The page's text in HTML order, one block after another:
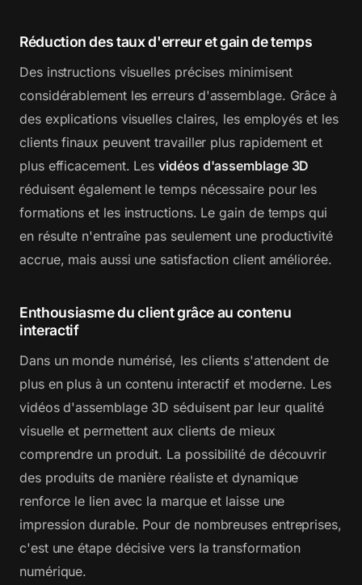
Réduction des taux d'erreur et gain de temps
Des instructions visuelles précises minimisent
considérablement les erreurs d'assemblage. Grâce à
des explications visuelles claires, les employés et les
clients finaux peuvent travailler plus rapidement et
plus efficacement. Lesvidéos d'assemblage 3D
réduisent également le temps nécessaire pour les
formations et les instructions. Le gain de temps qui
en résulte n'entraîne pas seulement une productivité
accrue, mais aussi une satisfaction client améliorée.
Enthousiasme du client grâce au contenu
interactif
Dans un monde numérisé, les clients s'attendent de
plus en plus à un contenu interactif et moderne. Les
vidéos d'assemblage 3D séduisent par leur qualité
visuelle et permettent aux clients de mieux
comprendre un produit. La possibilité de découvrir
des produits de manière réaliste et dynamique
renforce le lien avec la marque et laisse une
impression durable. Pour de nombreuses entreprises,
c'est une étape décisive vers la transformation
numérique.